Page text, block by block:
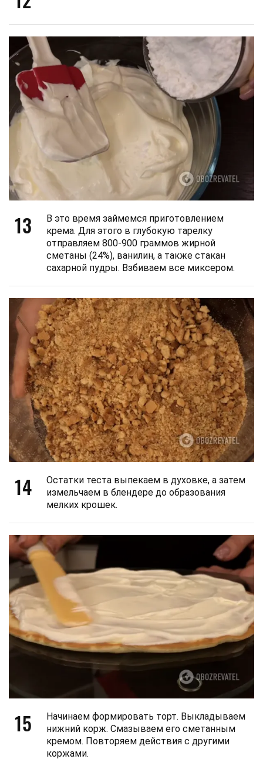
13
В это время займемся приготовлением
крема. Для этого в глубокую тарелку
отправляем 800-900 граммов жирной
сметаны (24%), ванилин, а также стакан
сахарной пудры. Взбиваем все миксером.
14
Остатки теста выпекаем в духовке, а затем
измельчаем в блендере до образования
мелких крошек.
15
Начинаем формировать торт. Выкладываем
нижний корж. Смазываем его сметанным
кремом. Повторяем действия с другими
коржами.